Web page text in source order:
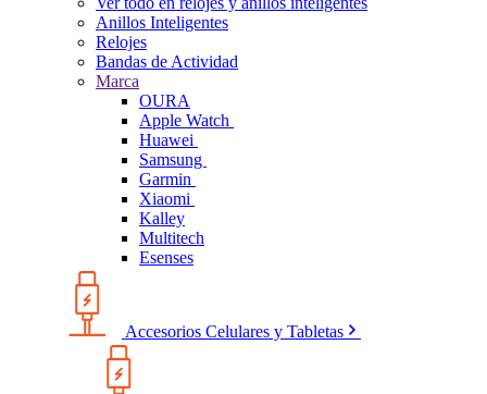
Anillos Inteligentes
Relojes
Bandas de Actividad
Marca
OURA
Apple Watch
Huawei
Samsung
Garmin
Xiaomi
Kalley
Multitech
Esenses
Accesorios Celulares y Tabletas